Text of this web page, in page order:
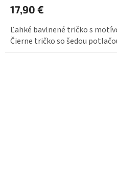
17,90 €
Ľahké bavlnené tričko s
Čierne tričko so šedou